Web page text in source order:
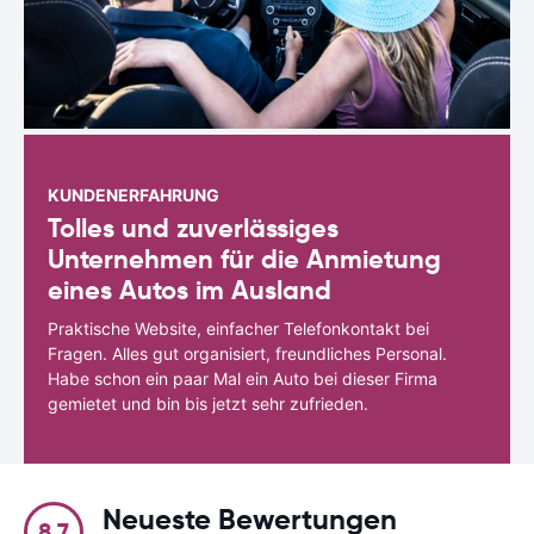
KUNDENERFAHRUNG
Tolles und zuverlässiges
Unternehmen für die Anmietung
eines Autos im Ausland
Praktische Website, einfacher Telefonkontakt bei
Fragen. Alles gut organisiert, freundliches Personal.
Habe schon ein paar Mal ein Auto bei dieser Firma
gemietet und bin bis jetzt sehr zufrieden.
Neueste Bewertungen